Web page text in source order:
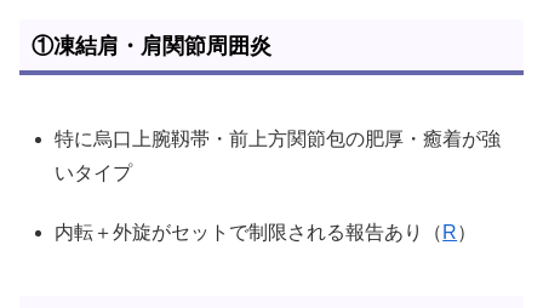
①凍結肩・肩関節周囲炎
特に烏口上腕靱帯・前上方関節包の肥厚・癒着が強
いタイプ
内転＋外旋がセットで制限される報告あり（ R）